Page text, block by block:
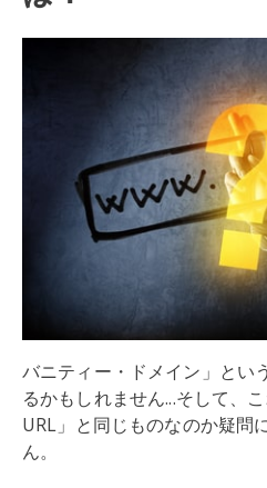
バニティー・ドメイン」とい
るかもしれません...そして、
URL」と同じものなのか疑問
ん。